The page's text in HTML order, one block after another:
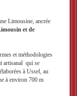
Limousine, ancrée
et de
et méthodologies
artisanal qui se
à Ussel, au
à environ 700 m